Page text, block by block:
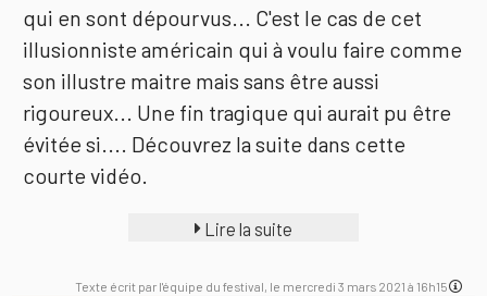
qui en sont dépourvus... C'est le cas de cet
illusionniste américain qui à voulu faire comme
son illustre maitre mais sans être aussi
rigoureux... Une fin tragique qui aurait pu être
évitée si.... Découvrez la suite dans cette
courte vidéo.
Lire la suite
Texte écrit par l'équipe du festival, le mercredi 3 mars 2021 à 16h15